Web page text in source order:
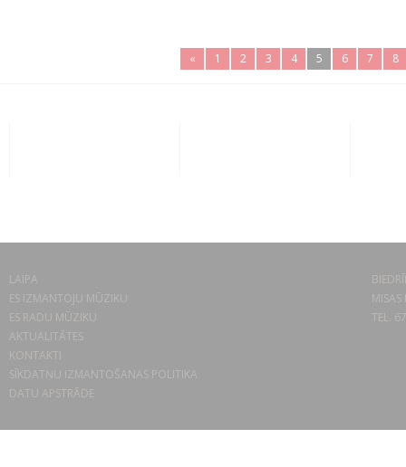
« 1 2 3 4 5 6 7 8
LAIPA
ES IZMANTOJU MŪZIKU
ES RADU MŪZIKU
AKTUALITĀTES
KONTAKTI
SĪKDATŅU IZMANTOŠANAS POLITIKA
DATU APSTRĀDE
TEL.